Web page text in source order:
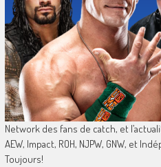
Network des fans de catch, et
AEW, Impact, ROH, NJPW, GNW, et
Toujours!